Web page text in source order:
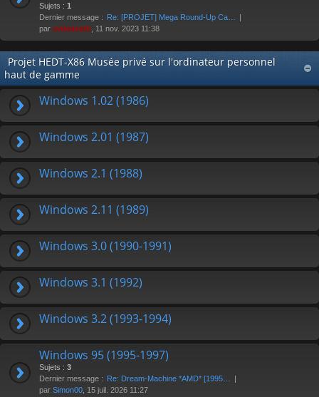
Sujets : 1
Dernier message : Re: [PROJET] Mega Round-Up Ca…
par eviledeath , 11 nov. 2023 11:38
Projet HEDT-X86 Musée privé sur l'ordinateur personnel
haut de gamme
Windows 1.02 (1986)
Windows 2.01 (1987)
Windows 2.1 (1988)
Windows 2.11 (1989)
Windows 3.0 (1990-1991)
Windows 3.1 (1992)
Windows 3.2 (1993-1994)
Windows 95 (1995-1997)
Sujets : 3
Dernier message : Re: Dream-Machine *AMD* [1995…
par Simon00 , 15 juil. 2026 11:27